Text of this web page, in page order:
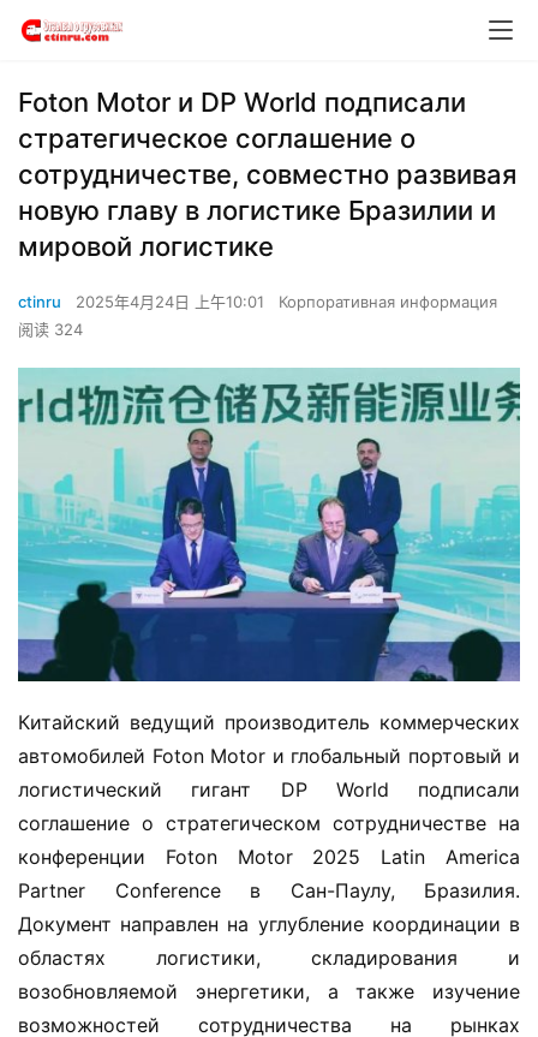
Foton Motor и DP World подписали
стратегическое соглашение о
сотрудничестве, совместно развивая
новую главу в логистике Бразилии и
мировой логистике
ctinru 2025年4月24日 上午10:01
Корпоративная информация
阅读 324
Китайский ведущий производитель коммерческих
автомобилей Foton Motor и глобальный портовый и
логистический гигант DP World подписали
соглашение о стратегическом сотрудничестве на
конференции Foton Motor 2025 Latin America
Partner Conference в Сан-Паулу, Бразилия.
Документ направлен на углубление координации в
областях логистики, складирования и
возобновляемой энергетики, а также изучение
возможностей сотрудничества на рынках